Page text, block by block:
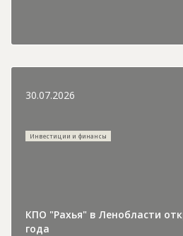
30.07.2026
Инвестиции и финансы
КПО "Рахья" в Ленобласти
года